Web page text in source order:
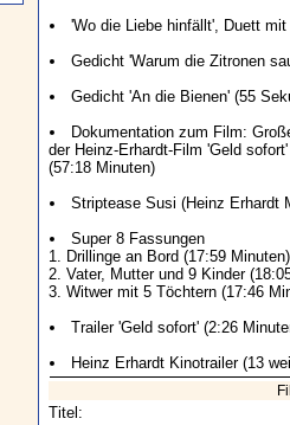
'Wo die Liebe hinfällt', Duett
Gedicht 'Warum die Zitronen
Gedicht 'An die Bienen' (55
Dokumentation zum Film:
der Heinz-Erhardt-Film 'Geld
(57:18 Minuten)
Striptease Susi (Heinz Erhardt
Super 8 Fassungen
1. Drillinge an Bord (17:59 Minuten)
2. Vater, Mutter und 9 Kinder
3. Witwer mit 5 Töchtern (17:46
Trailer 'Geld sofort' (2:26
Heinz Erhardt Kinotrailer (13
Titel: